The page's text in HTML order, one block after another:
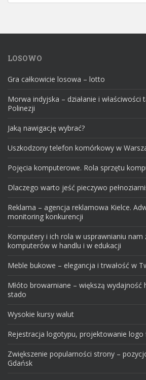
LOSOWO
Gra całkowicie losowa – lotto
Morwa indyjska – działanie i
Polinezji
Jaką nawigację wybrać?
Uszkodzony telefon komórkowy w
Pojęcia komputerowe. Rola sprzętu
Dlaczego warto jeść pieczywo
Reklama – agencja reklamowa Kielce.
monitoring konkurencji
Komputery i ich rola w usprawnianiu nam
komputerów w handlu i w edukacji
Meble bukowe – elegancja i trwałość w
Młóto browarniane – większą wydajność
stado
Wysokie kursy walut
Rejestracja logotypu, projektowanie logo
Zwiększenie popularności strony –
Gdańsk